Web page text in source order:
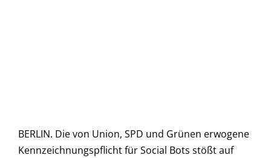
BERLIN. Die von Union, SPD und Grünen erwogene
Kennzeichnungspflicht für Social Bots stößt auf